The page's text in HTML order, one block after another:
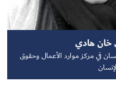
خان هادي
في مركز موارد الأعمال وحقوق